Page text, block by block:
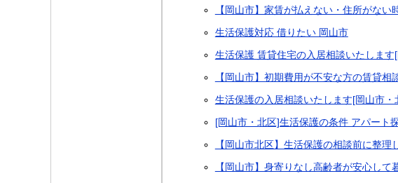
【岡山市】家賃が払えない・住所がな
生活保護対応 借りたい 岡山市
生活保護 賃貸住宅の入居相談いたします
【岡山市】初期費用が不安な方の賃貸
生活保護の入居相談いたします[岡山市・
[岡山市・北区]生活保護の条件 アパート
【岡山市北区】生活保護の相談前に整理
【岡山市】身寄りなし高齢者が安心し